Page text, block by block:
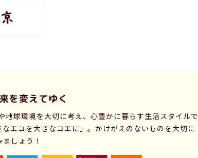
を変えてゆく
地球環境を大切に考え、心豊かに暮らす生活スタイルで
エコを大きなコエに」。かけがえのないものを大切に
しょう！